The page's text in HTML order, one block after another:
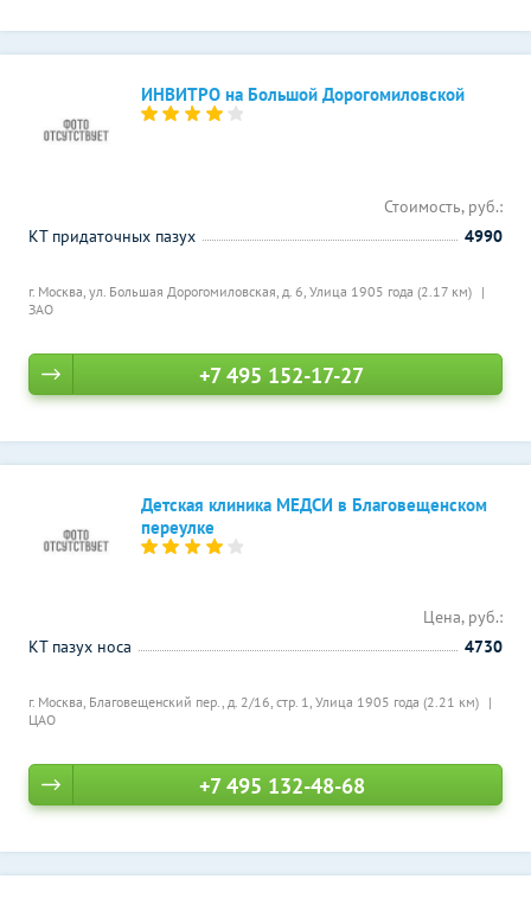
ИНВИТРО на Большой Дорогомиловской
г. Москва, ул. Большая Дорогомиловская, д. 6, Улица 1905 года (2.17 км)
ЗАО
Стоимость, руб.:
КТ придаточных пазух
4990
+7 495 152-17-27
Детская клиника МЕДСИ в Благовещенском
переулке
г. Москва, Благовещенский пер., д. 2/16, стр. 1, Улица 1905 года (2.21 км)
ЦАО
Цена, руб.:
КТ пазух носа
4730
+7 495 132-48-68